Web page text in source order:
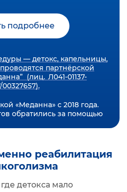
подробнее
— детокс, капельницы,
партнёрской
(лиц. Л041-01137-
00327657).
«Меданна» с 2018 года.
обратились за помощью
реабилитация
детокса мало